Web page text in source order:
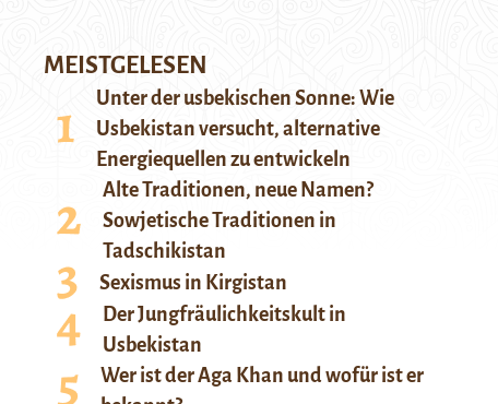
MEISTGELESEN
Unter der usbekischen Sonne: Wie
Usbekistan versucht, alternative
Energiequellen zu entwickeln
Alte Traditionen, neue Namen?
Sowjetische Traditionen in
Tadschikistan
Sexismus in Kirgistan
Der Jungfräulichkeitskult in
Usbekistan
Wer ist der Aga Khan und wofür ist er